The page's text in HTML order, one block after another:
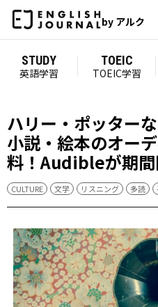
by アルク
STUDY
英語学習
TOEIC
TOEIC学習
ハリー・ポッター
小説・絵本のオー
料！Audibleが期間
CULTURE 文学 リスニング 多読